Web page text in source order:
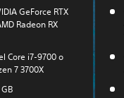
GeForce RTX
Radeon RX
Core i7-9700 o
7 3700X